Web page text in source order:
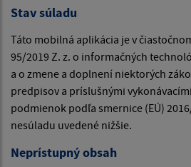
Stav súladu
Táto mobilná aplikácia je v
95/2019 Z. z. o informačných
a o zmene a doplnení niektorých
predpisov a príslušnými
podmienok podľa smernice (EÚ)
nesúladu uvedené nižšie.
Neprístupný obsah